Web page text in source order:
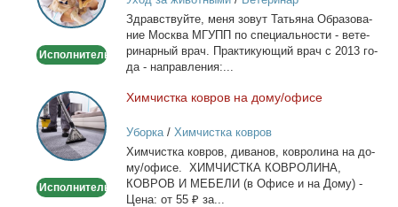
-
Выезд
дом
Исполнитель
Здрав­ствуй­те, ме­ня зо­вут Та­тья­на Об­ра­зо­ва­
ние Москва МГУПП по спе­ци­аль­но­сти - ве­те­
ри­нар­ный врач. Прак­ти­ку­ю­щий врач с 2013 го­
да - на­прав­ле­ния:...
Химчистка
ковров
на
дому/
Исполнитель
Хим­чист­ка ков­ров на до­му/офи­се
Уборка/ Химчистка ковров
Хим­чист­ка ков­ров, ди­ва­нов, ков­ро­ли­на на до­
му/офи­се. ХИМЧИСТКА КОВРОЛИНА,
КОВРОВ И МЕБЕЛИ (в Офи­се и на До­му) -
Це­на: от 55 ₽ за...